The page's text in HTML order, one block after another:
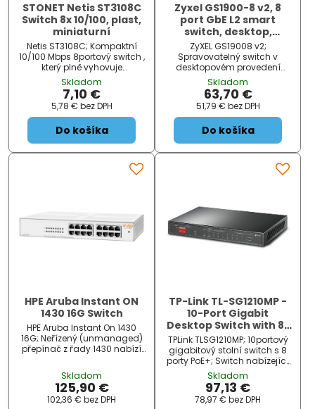
STONET Netis ST3108C
Switch 8x 10/100, plast,
miniaturní
Netis ST3108C; Kompaktní
10/100 Mbps 8portový switch ,
který plně vyhovuje
požadavkům domácnosti či
malé kanceláře. Všechny
porty podporují funkce Auto
MDI/MDIX a zamezují potřebě
užívání křížených kabelů...
Skladom
7,10 €
5,78 € bez DPH
Do košíka
Zyxel GS1900-8 v2, 8
port GbE L2 smart
switch, desktop,
fanless
ZyXEL GS19008 v2;
Spravovatelný switch v
desktopovém provedení
určený do kancelářského
provozu nabízí osm GbE
RJ45 portů . Přepínací
kapacita dosahuje až 16
Gbps a rychlost směrování
až 11,9 Mpps...
Skladom
63,70 €
51,79 € bez DPH
Do košíka
HPE Aruba Instant ON
1430 16G Switch
HPE Aruba Instant On 1430
16G; Neřízený (unmanaged)
přepínač z řady 1430 nabízí
portů, PlugandPlay instalaci,
plně automatizované funkce
a nulovou průběžnou údržbu.
Díky snadné obsl...
Skladom
125,90 €
102,36 € bez DPH
TP-Link TL-SG1210MP -
10-Port Gigabit
Desktop Switch with 8-
Port PoE+
TPLink TLSG1210MP; 10portový
gigabitový stolní switch s 8
porty PoE+; Switch nabízející
9 GbE RJ45 portů , z nichž 8
podporuje PoE+ (802.3 af/at)
s celkovým napájecím
výkonem až 123...
Skladom
97,13 €
78,97 € bez DPH